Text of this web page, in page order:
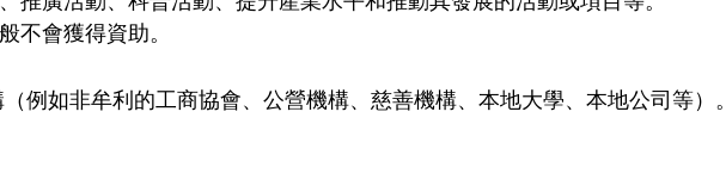
不會獲得資助。
例如非牟利的工商協會、公營機構、慈善機構、本地大學、本地公司等）。